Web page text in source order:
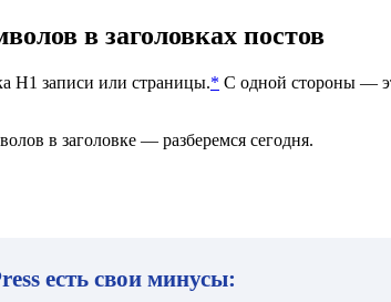
в заголовках постов
H1 записи или страницы.* С одной стороны —
в заголовке — разберемся сегодня.
есть свои минусы: